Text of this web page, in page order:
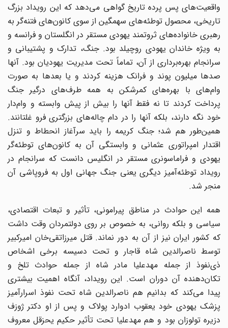
واقعیت‌های پس پرده تاریخ گواهی می‌دهد که این رویداد بزرگ
تاریخی، محصول توطئه‌های سهمگین از سوی کانون‌های فتنه‌گر به
رهبری خانواده‌های ثروتمند یهودی مستقر در انگلستان و فرانسه و
به ویژه خاندان یهودی روچیلد بود. جنگ، تدارک و پشتیبانی و
سرانجام بهره‌برداری از آن، تماماً تحت مدیریت یهودیان بود. آنها
صدها میلیون پوند و فرانک هزینه کردند و یا بعدها به صورت
وام‌های با بهره‌های کمرشکن به همه طرف‌های درگیر جنگ
پرداخت کردند تا نه فقط آنها را بیش از پیش وابسته و وام‌دار
خود نگه دارند، بلکه آنها را در دام چاله‌های بزرگتری فرو غلتانند.
همین‌طور هم شد؛ جنگ کریمه را باید سرآغاز انحطاط و تنزل
اقتدار امپراتوری عثمانی و وابستگی آن به کانون‌های توطئه‌گر
یهودی و فراماسونری مستقر در انگلیس دانست که سرانجام در
رویداد توطئه‌آمیز دیگری یعنی جنگ جهانی اول به فروپاشی آن
منجر شد.
همه این حوادث در مناطق پیرامونی، تأثیر و تبعات اقتصادی،
سیاسی و بلکه روانی، به خصوص بر روی دولتمردان وقت داشت
که کشور ایران نیز از آن به دور نماند. قتل میرزاتقی‌خان امیرکبیر
توسط ناصرالدین شاه قاجار و تحت دسیسه برخی اشخاص
ذی‌نفوذ از جمله مهدعلیا مادر شاه از جمله حوادث تلخ و
تکان‌دهنده آن دوران است. این رویداد، آنگاه اهمیت بیشتری
پیدا می‌کند که بدانیم هم ناصرالدین شاه تحت نفوذ اسرارآمیز
پزشک یهودی خود یعقوب ادوارد پولاک و پس از او دکتر ژوزف
دزیره تولوزان بود و هم مهدعلیا تحت تأثیر حکیم یحزقل معروف